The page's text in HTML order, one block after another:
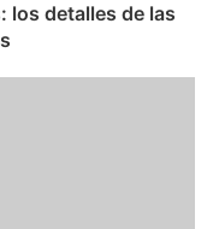
los detalles de las